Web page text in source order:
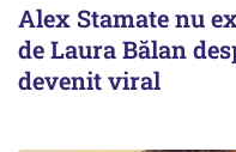
Alex Stamate nu
de Laura Bălan
devenit viral